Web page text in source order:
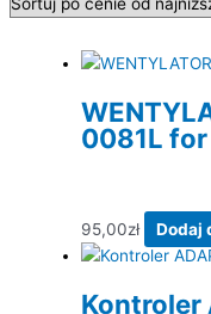
0081L
95,00zł Dodaj
Kontroler